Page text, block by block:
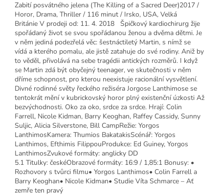
Zabití posvátného jelena (The Killing of a Sacred Deer)2017 /
Horor, Drama, Thriller / 116 minut / Irsko, USA, Velká
Británie V prodeji od: 11. 4. 2018 Špičkový kardiochirurg žije
spořádaný život se svou spořádanou ženou a dvěma dětmi. Je
v něm jediná podezřelá věc: šestnáctiletý Martin, s nímž se
vídá a kterého pomalu, ale jistě zatahuje do své rodiny. Aniž by
to věděl, přivolává na sebe tragédii antických rozměrů. I když
se Martin zdá být obyčejný teenager, ve skutečnosti v něm
dříme schopnost, pro kterou neexistuje racionální vysvětlení.
Divné rodinné světy řeckého režiséra Jorgose Lanthimose se
tentokrát mění v kubrickovský horor plný existenční úzkosti Až
bezvýchodnosti. Oko za oko, srdce za srdce. Hrají: Colin
Farrell, Nicole Kidman, Barry Keoghan, Raffey Cassidy, Sunny
Suljic, Alicia Silverstone, Bill CampRežie: Yorgos
LanthimosKamera: Thumios BakatakisScénář: Yorgos
Lanthimos, Efthimis FilippouProdukce: Ed Guiney, Yorgos
LanthimosZvukové formáty: anglicky DD
5.1 Titulky: českéObrazové formáty: 16:9 / 1,85:1 Bonusy: •
Rozhovory s tvůrci filmu• Yorgos Lanthimos• Colin Farrell a
Barry Keoghan• Nicole Kidman• Studie Víta Schmarce – Ať
zemře ten pravý